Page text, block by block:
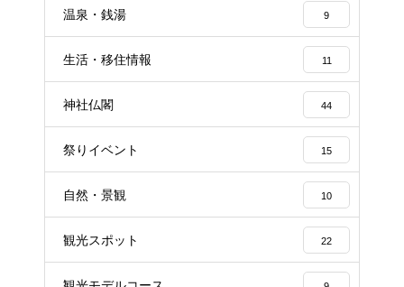
温泉・銭湯 9
生活・移住情報 11
神社仏閣 44
祭りイベント 15
自然・景観 10
観光スポット 22